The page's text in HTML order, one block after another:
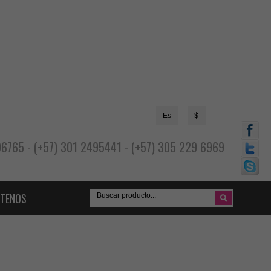
$
Es
- (+57) 301 2495441 - (+57) 305 229 6969